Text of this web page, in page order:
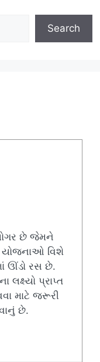
Search
છે જેમને
યોજનાઓ વિશે
ઊંડો રસ છે.
પ્રાપ્ત
માટે જરૂરી
છે.